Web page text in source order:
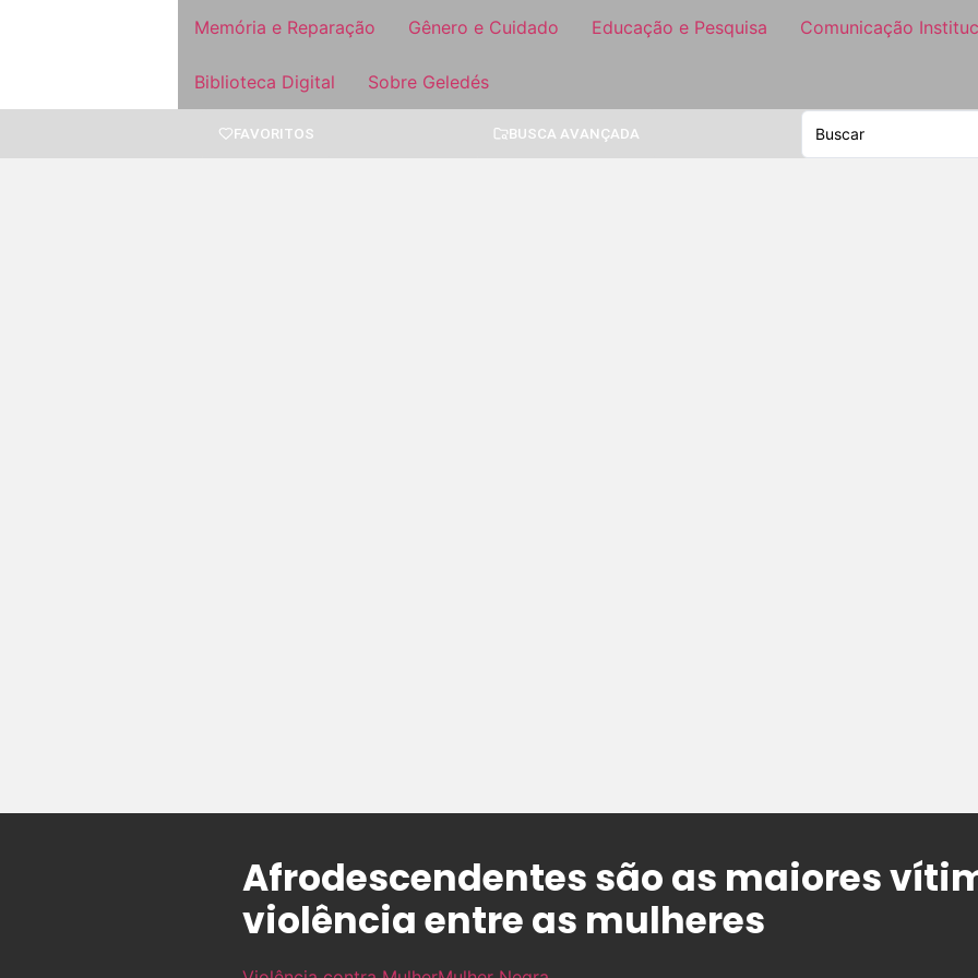
Memória e Reparação Gênero e Cuidado Educação e Pesquisa Comunicação
Biblioteca Digital Sobre Geledés
FAVORITOS BUSCA AVANÇADA
Afrodescendentes são as maiores
violência entre as mulheres